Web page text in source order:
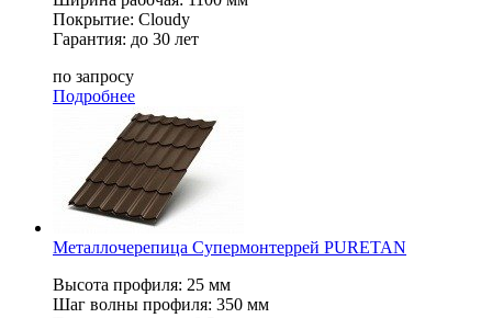
Покрытие: Cloudy
Гарантия: до 30 лет
по запросу
Подробнее
Металлочерепица Супермонтеррей PURETAN
Высота профиля: 25 мм
Шаг волны профиля: 350 мм